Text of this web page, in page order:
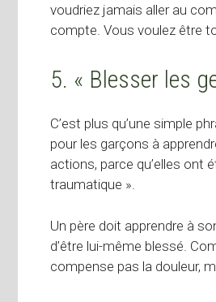
voudriez jamais aller au
compte. Vous voulez être
5. « Blesser les
C’est plus qu’une simple
pour les garçons à
actions, parce qu’elles ont
traumatique ».
Un père doit apprendre à
d’être lui-même blessé.
compense pas la douleur,